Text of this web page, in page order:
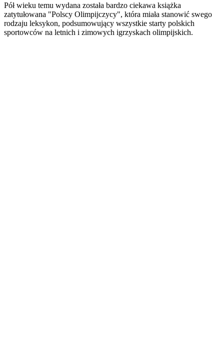
Pół wieku temu wydana została bardzo ciekawa książka
zatytułowana "Polscy Olimpijczycy", która miała stanowić swego
rodzaju leksykon, podsumowujący wszystkie starty polskich
sportowców na letnich i zimowych igrzyskach olimpijskich.